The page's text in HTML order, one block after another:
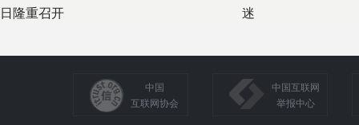
日隆重召开
迷
中国
互联网协会
中国互联网
举报中心